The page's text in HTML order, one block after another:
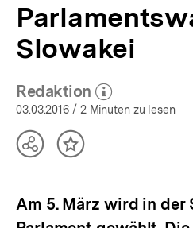
Hintergrund
aktuell
Slowakei
Redaktion
(Mehr zum Autor)
öffnen
03.03.2016 / 2 Minuten zu lesen
TeilenInhalt
Am 5. März wird in der